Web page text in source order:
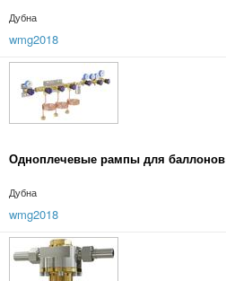
Дубна
wmg2018
Одноплечевые рампы для баллонов
Дубна
wmg2018